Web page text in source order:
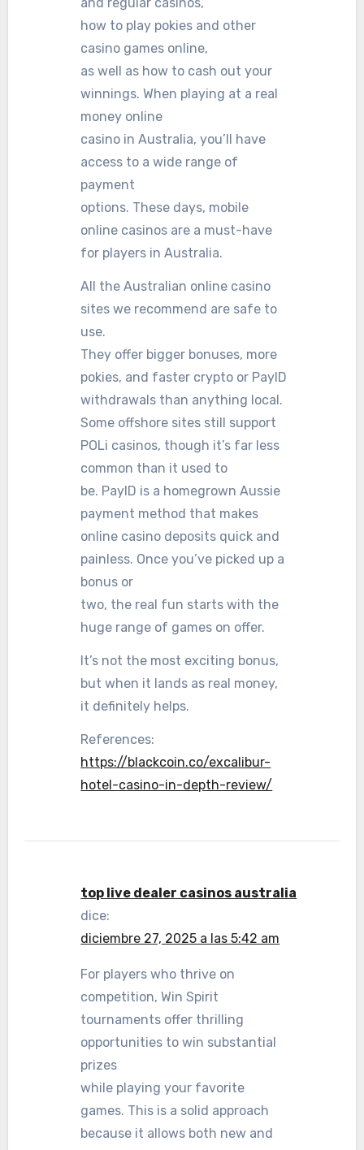
how to play pokies and other
casino games online,
as well as how to cash out your
winnings. When playing at a real
money online
casino in Australia, you’ll have
access to a wide range of
payment
options. These days, mobile
online casinos are a must-have
for players in Australia.
All the Australian online casino
sites we recommend are safe to
use.
They offer bigger bonuses, more
pokies, and faster crypto or PayID
withdrawals than anything local.
Some offshore sites still support
POLi casinos, though it’s far less
common than it used to
be. PayID is a homegrown Aussie
payment method that makes
online casino deposits quick and
painless. Once you’ve picked up a
bonus or
two, the real fun starts with the
huge range of games on offer.
It’s not the most exciting bonus,
but when it lands as real money,
it definitely helps.
References:
https://blackcoin.co/excalibur-
hotel-casino-in-depth-review/
top live dealer casinos australia
dice:
diciembre 27, 2025 a las 5:42 am
For players who thrive on
competition, Win Spirit
tournaments offer thrilling
opportunities to win substantial
prizes
while playing your favorite
games. This is a solid approach
because it allows both new and